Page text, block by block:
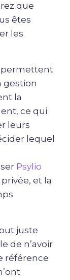
que
êtes
les
permettent
gestion
la
ce qui
leurs
lequel
Psylio
et la
juste
de n’avoir
référence